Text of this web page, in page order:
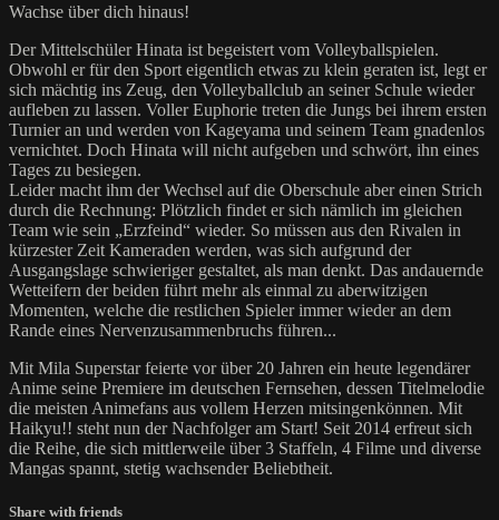
Wachse über dich hinaus!
Der Mittelschüler Hinata ist begeistert vom Volleyballspielen.
Obwohl er für den Sport eigentlich etwas zu klein geraten ist, legt er
sich mächtig ins Zeug, den Volleyballclub an seiner Schule wieder
aufleben zu lassen. Voller Euphorie treten die Jungs bei ihrem ersten
Turnier an und werden von Kageyama und seinem Team gnadenlos
vernichtet. Doch Hinata will nicht aufgeben und schwört, ihn eines
Tages zu besiegen.
Leider macht ihm der Wechsel auf die Oberschule aber einen Strich
durch die Rechnung: Plötzlich findet er sich nämlich im gleichen
Team wie sein „Erzfeind“ wieder. So müssen aus den Rivalen in
kürzester Zeit Kameraden werden, was sich aufgrund der
Ausgangslage schwieriger gestaltet, als man denkt. Das andauernde
Wetteifern der beiden führt mehr als einmal zu aberwitzigen
Momenten, welche die restlichen Spieler immer wieder an dem
Rande eines Nervenzusammenbruchs führen...
Mit Mila Superstar feierte vor über 20 Jahren ein heute legendärer
Anime seine Premiere im deutschen Fernsehen, dessen Titelmelodie
die meisten Animefans aus vollem Herzen mitsingenkönnen. Mit
Haikyu!! steht nun der Nachfolger am Start! Seit 2014 erfreut sich
die Reihe, die sich mittlerweile über 3 Staffeln, 4 Filme und diverse
Mangas spannt, stetig wachsender Beliebtheit.
Share with friends